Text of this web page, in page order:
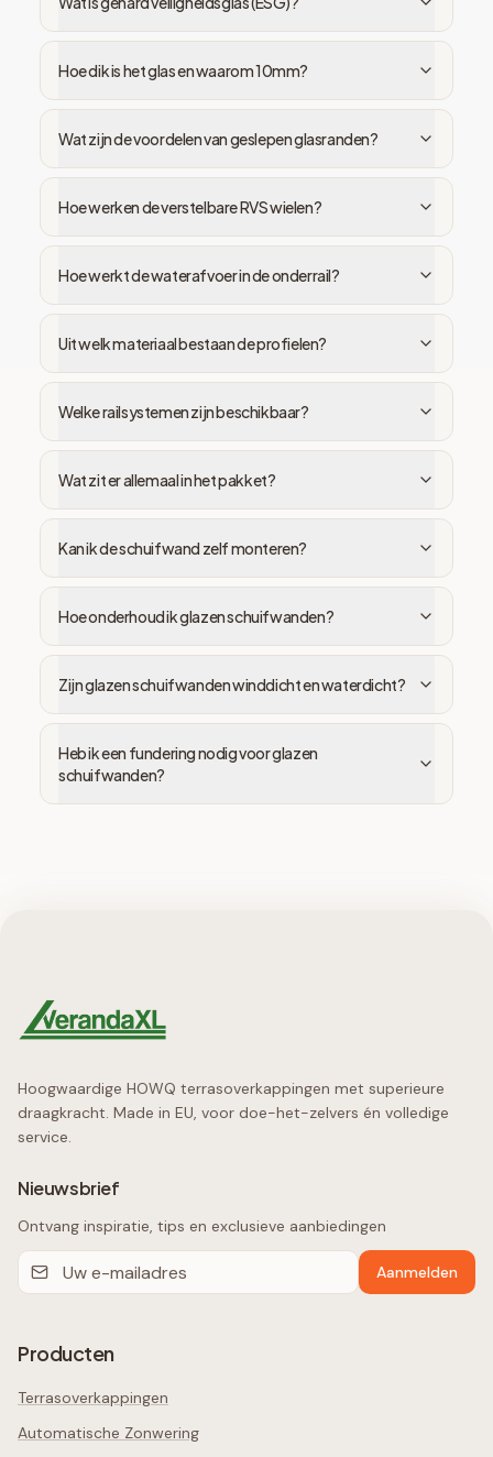
Hoe dik is het glas en waarom 10mm?
Wat zijn de voordelen van geslepen glasranden?
Hoe werken de verstelbare RVS wielen?
Hoe werkt de waterafvoer in de onderrail?
Uit welk materiaal bestaan de profielen?
Welke railsystemen zijn beschikbaar?
Wat zit er allemaal in het pakket?
Kan ik de schuifwand zelf monteren?
Hoe onderhoud ik glazen schuifwanden?
Zijn glazen schuifwanden winddicht en waterdicht?
Heb ik een fundering nodig voor glazen
schuifwanden?
Hoogwaardige HOWQ terrasoverkappingen met superieure
draagkracht. Made in EU, voor doe-het-zelvers én volledige
service.
Nieuwsbrief
Ontvang inspiratie, tips en exclusieve aanbiedingen
Aanmelden
Producten
Terrasoverkappingen
Automatische Zonwering